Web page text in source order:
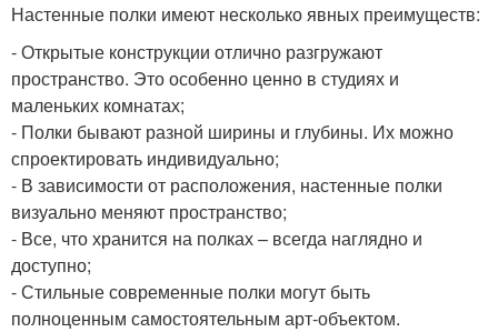
Настенные полки имеют несколько явных преимуществ:
- Открытые конструкции отлично разгружают
пространство. Это особенно ценно в студиях и
маленьких комнатах;
- Полки бывают разной ширины и глубины. Их можно
спроектировать индивидуально;
- В зависимости от расположения, настенные полки
визуально меняют пространство;
- Все, что хранится на полках – всегда наглядно и
доступно;
- Стильные современные полки могут быть
полноценным самостоятельным арт-объектом.